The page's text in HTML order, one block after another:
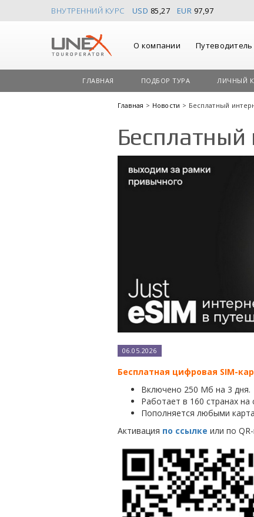
ВНУТРЕННИЙ КУРС USD 85,27 EUR 97,97
О компании Путеводитель
ГЛАВНАЯ ПОДБОР ТУРА ЛИЧНЫЙ
Главная > Новости > Бесплатный
Бесплатный
06.05.2026
Бесплатная цифровая SIM-
Включено 250 Мб на 3 дня.
Работает в 160 странах
Пополняется любыми
Активация по ссылке или по